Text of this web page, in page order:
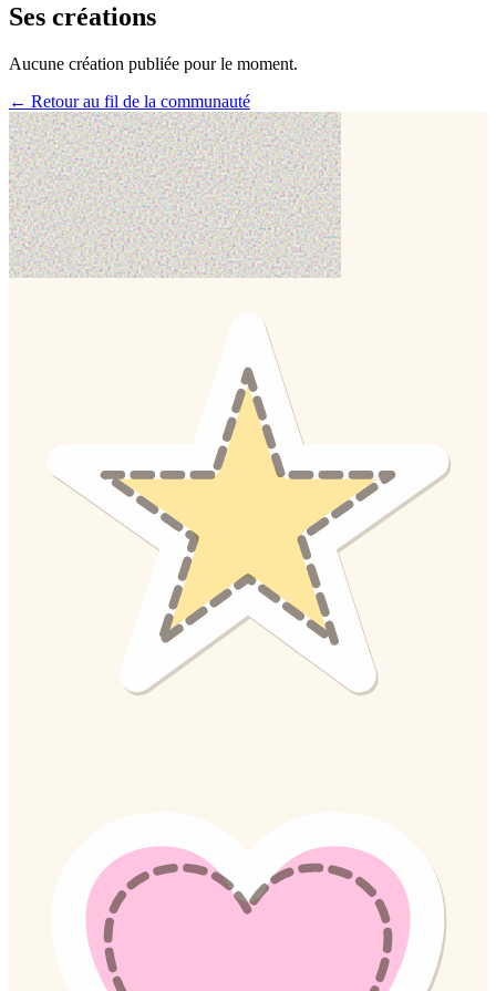
Ses créations
Aucune création publiée pour le moment.
← Retour au fil de la communauté